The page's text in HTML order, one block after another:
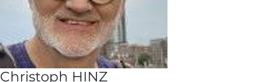
Christoph HINZ